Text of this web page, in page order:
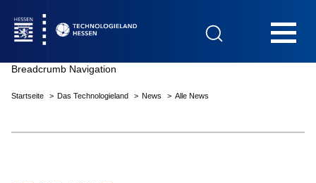
Breadcrumb Navigation
Startseite Das Technologieland News Alle News